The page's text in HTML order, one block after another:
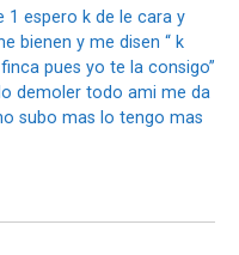
1 espero k de le cara y
bienen y me disen “ k
pues yo te la consigo”
demoler todo ami me da
subo mas lo tengo mas